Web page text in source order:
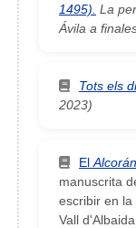
1495). La
Ávila a
Tots els
2023)
El
manuscrita
escribir en la
Vall